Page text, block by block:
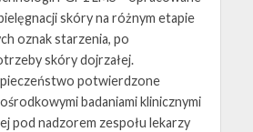
skóry na różnym etapie
oznak starzenia, po
skóry dojrzałej.
potwierdzone
badaniami klinicznymi
pod nadzorem zespołu lekarzy